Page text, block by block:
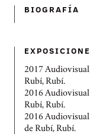
BIOGRAFÍ­A
2017 Audiovisual
Rubí, Rubí.
2016 Audiovisual
Rubí, Rubí.
2016 Audiovisual
de Rubí, Rubí.